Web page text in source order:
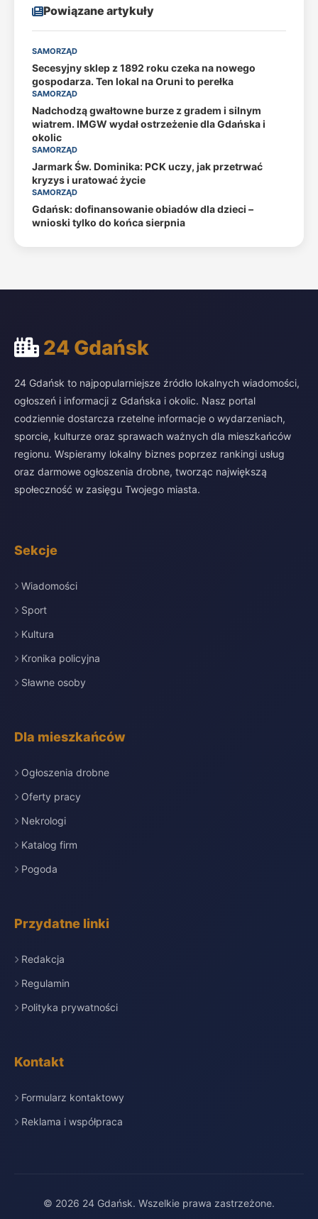
Powiązane artykuły
SAMORZĄD
Secesyjny sklep z 1892 roku czeka na nowego
gospodarza. Ten lokal na Oruni to perełka
SAMORZĄD
Nadchodzą gwałtowne burze z gradem i silnym
wiatrem. IMGW wydał ostrzeżenie dla Gdańska i
okolic
SAMORZĄD
Jarmark Św. Dominika: PCK uczy, jak przetrwać
kryzys i uratować życie
SAMORZĄD
Gdańsk: dofinansowanie obiadów dla dzieci –
wnioski tylko do końca sierpnia
24 Gdańsk
24 Gdańsk to najpopularniejsze źródło lokalnych wiadomości,
ogłoszeń i informacji z Gdańska i okolic. Nasz portal
codziennie dostarcza rzetelne informacje o wydarzeniach,
sporcie, kulturze oraz sprawach ważnych dla mieszkańców
regionu. Wspieramy lokalny biznes poprzez rankingi usług
oraz darmowe ogłoszenia drobne, tworząc największą
społeczność w zasięgu Twojego miasta.
Sekcje
Wiadomości
Sport
Kultura
Kronika policyjna
Sławne osoby
Dla mieszkańców
Ogłoszenia drobne
Oferty pracy
Nekrologi
Katalog firm
Pogoda
Przydatne linki
Redakcja
Regulamin
Polityka prywatności
Kontakt
Formularz kontaktowy
Reklama i współpraca
© 2026 24 Gdańsk. Wszelkie prawa zastrzeżone.